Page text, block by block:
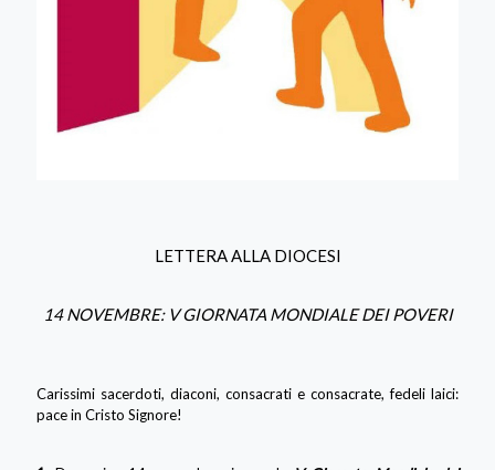
LETTERA ALLA DIOCESI
14 NOVEMBRE: V GIORNATA MONDIALE DEI POVERI
Carissimi sacerdoti, diaconi, consacrati e consacrate, fedeli laici:
pace in Cristo Signore!